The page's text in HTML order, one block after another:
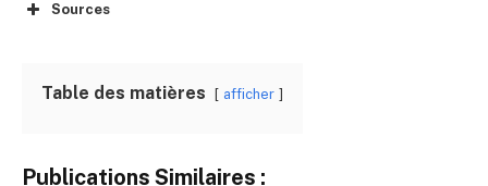
Sources
Table des matières afficher
Publications Similaires :